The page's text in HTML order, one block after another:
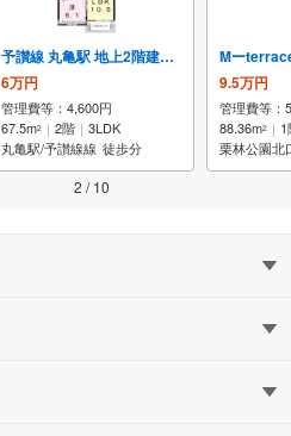
予讃線 丸亀駅 地上2階建て 築12年
6万円
管理費等：4,600円
67.5m2 2階
3LDK
丸亀駅/予讃線線 徒歩分
2 / 10
Mー
9.5万円
管理費等：
88.36m2